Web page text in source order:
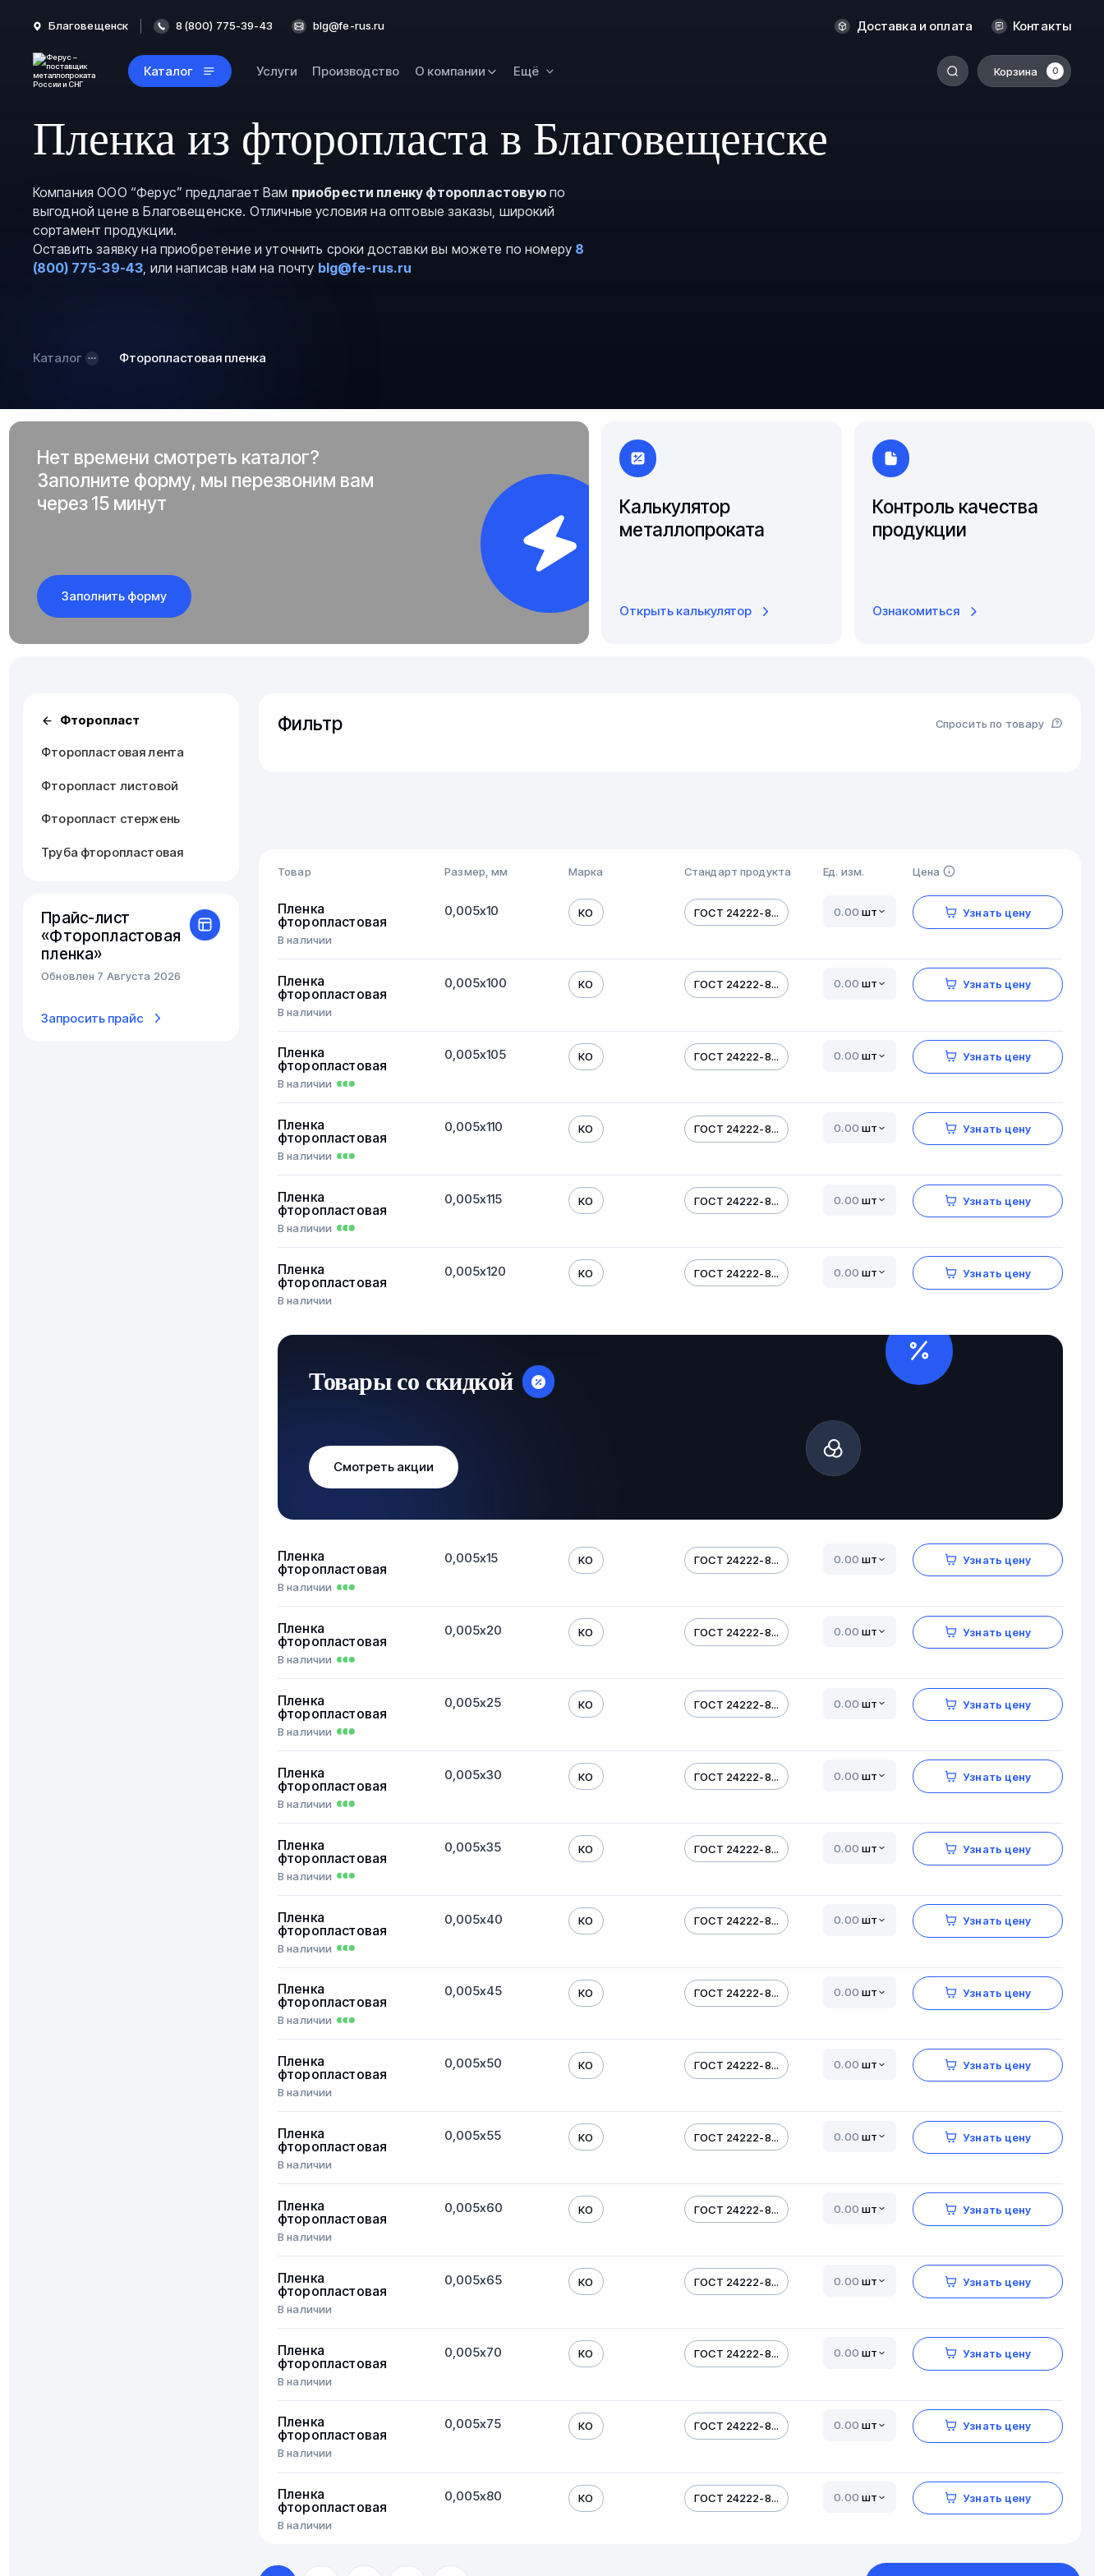
Благовещенск 8 (800) 775-39-43 blg@fe-rus.ru Доставка и оплата Контакты
Каталог Услуги Производство О компании Ещё Корзина 0
Оренбург
Пермь
Ростов-на-Дону
Рязань
Самара
Пленка из фторопласта в Благовещенске
Компания ООО “Ферус” предлагает Вам приобрести пленку фторопластовую по
выгодной цене в Благовещенске. Отличные условия на оптовые заказы, широкий
сортамент продукции.
Оставить заявку на приобретение и уточнить сроки доставки вы можете по номеру 8
(800) 775-39-43, или написав нам на почту blg@fe-rus.ru
Каталог Фторопластовая пленка
Нет времени смотреть каталог?
Заполните форму, мы перезвоним вам
через 15 минут
Заполнить форму
Калькулятор
металлопроката
Открыть калькулятор
Контроль качества
продукции
Ознакомиться
Фторопласт
Фторопластовая лента
Фторопласт листовой
Фторопласт стержень
Труба фторопластовая
Прайс-лист
«Фторопластовая
пленка»
Обновлен 7 Августа 2026
Запросить прайс
Фильтр Спросить по товару
Товар Размер, мм Марка Стандарт продукта Ед. изм. Цена
Пленка
фторопластовая
В наличии
0,005х10 КО ГОСТ 24222-8... шт Узнать цену
Пленка
фторопластовая
В наличии
0,005х100 КО ГОСТ 24222-8... шт Узнать цену
Пленка
фторопластовая
В наличии
0,005х105 КО ГОСТ 24222-8... шт Узнать цену
Пленка
фторопластовая
В наличии
0,005х110 КО ГОСТ 24222-8... шт Узнать цену
Пленка
фторопластовая
В наличии
0,005х115 КО ГОСТ 24222-8... шт Узнать цену
Пленка
фторопластовая
В наличии
0,005х120 КО ГОСТ 24222-8... шт Узнать цену
Товары со скидкой
Смотреть акции
Пленка
фторопластовая
В наличии
0,005х15 КО ГОСТ 24222-8... шт Узнать цену
Пленка
фторопластовая
В наличии
0,005х20 КО ГОСТ 24222-8... шт Узнать цену
Пленка
фторопластовая
В наличии
0,005х25 КО ГОСТ 24222-8... шт Узнать цену
Пленка
фторопластовая
В наличии
0,005х30 КО ГОСТ 24222-8... шт Узнать цену
Пленка
фторопластовая
В наличии
0,005х35 КО ГОСТ 24222-8... шт Узнать цену
Пленка
фторопластовая
В наличии
0,005х40 КО ГОСТ 24222-8... шт Узнать цену
Пленка
фторопластовая
В наличии
0,005х45 КО ГОСТ 24222-8... шт Узнать цену
Пленка
фторопластовая
В наличии
0,005х50 КО ГОСТ 24222-8... шт Узнать цену
Пленка
фторопластовая
В наличии
0,005х55 КО ГОСТ 24222-8... шт Узнать цену
Пленка
фторопластовая
В наличии
0,005х60 КО ГОСТ 24222-8... шт Узнать цену
Пленка
фторопластовая
В наличии
0,005х65 КО ГОСТ 24222-8... шт Узнать цену
Пленка
фторопластовая
В наличии
0,005х70 КО ГОСТ 24222-8... шт Узнать цену
Пленка
фторопластовая
В наличии
0,005х75 КО ГОСТ 24222-8... шт Узнать цену
Пленка
фторопластовая
В наличии
0,005х80 КО ГОСТ 24222-8... шт Узнать цену